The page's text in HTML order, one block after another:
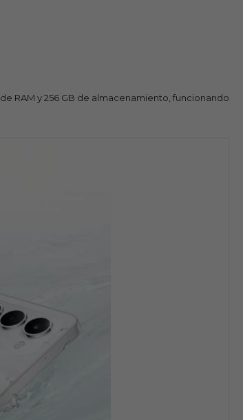
RAM y 256 GB de almacenamiento, funcionando